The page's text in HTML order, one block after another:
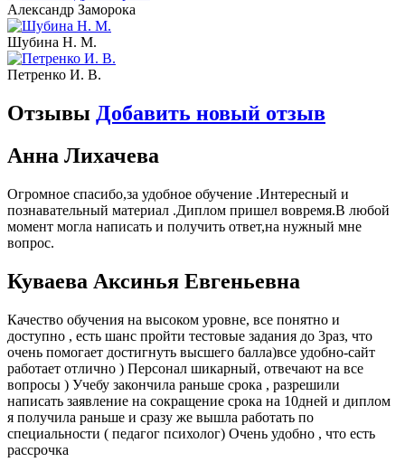
Александр Заморока
Шубина Н. М.
Петренко И. В.
Отзывы Добавить новый отзыв
Анна Лихачева
Огромное спасибо,за удобное обучение .Интересный и
познавательный материал .Диплом пришел вовремя.В любой
момент могла написать и получить ответ,на нужный мне
вопрос.
Куваева Аксинья Евгеньевна
Качество обучения на высоком уровне, все понятно и
доступно , есть шанс пройти тестовые задания до 3раз, что
очень помогает достигнуть высшего балла)все удобно-сайт
работает отлично ) Персонал шикарный, отвечают на все
вопросы ) Учебу закончила раньше срока , разрешили
написать заявление на сокращение срока на 10дней и диплом
я получила раньше и сразу же вышла работать по
специальности ( педагог психолог) Очень удобно , что есть
рассрочка